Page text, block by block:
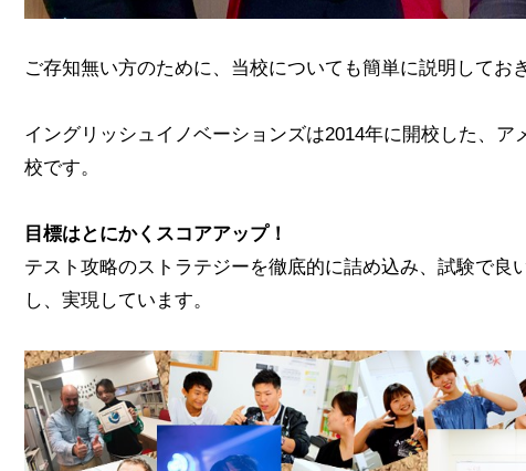
ご存知無い方のために、当校についても簡単に説明してお
イングリッシュイノベーションズは2014年に開校した、
校です。
目標はとにかくスコアアップ！
テスト攻略のストラテジーを徹底的に詰め込み、試験で良
し、実現しています。